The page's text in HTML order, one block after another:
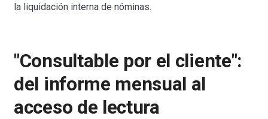
la liquidación interna de nóminas.
"Consultable por el cliente":
del informe mensual al
acceso de lectura